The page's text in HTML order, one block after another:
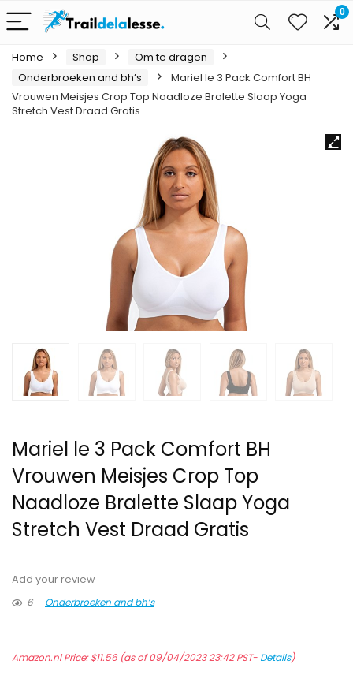
0
Home Shop
Om te dragen
Onderbroeken and bh’s
Mariel le 3 Pack Comfort BH
Vrouwen Meisjes Crop Top Naadloze Bralette Slaap Yoga
Stretch Vest Draad Gratis
Mariel le 3 Pack Comfort BH
Vrouwen Meisjes Crop Top
Naadloze Bralette Slaap Yoga
Stretch Vest Draad Gratis
Add your review
6
Onderbroeken and bh’s
Amazon.nl Price:$11.56(as of 09/04/2023 23:42 PST- Details)